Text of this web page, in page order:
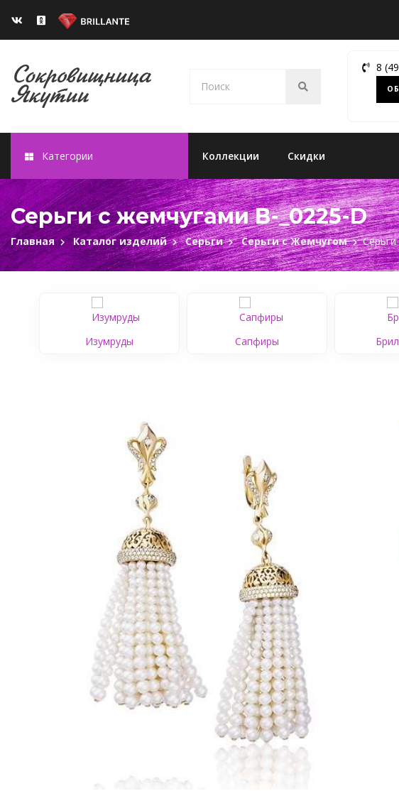
8
Категории Коллекции Скидки
Серьги с жемчугами B-_0225-D
Главная Каталог изделий Серьги Серьги с Жемчугом
Изумруды Сапфиры